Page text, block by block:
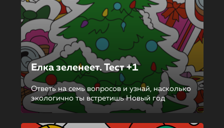
Елка зеленеет. Тест +1
Ответь на семь вопросов и узнай, насколько
экологично ты встретишь Новый год